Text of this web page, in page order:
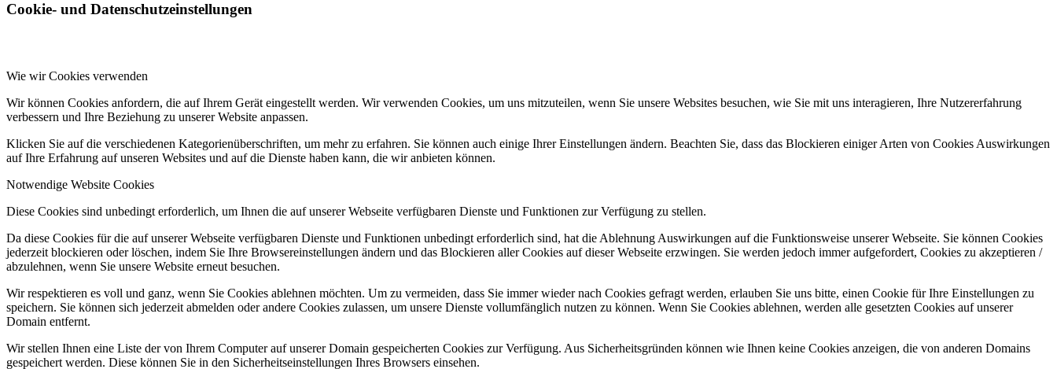
Cookie- und Datenschutzeinstellungen
Wie wir Cookies verwenden
Wir können Cookies anfordern, die auf Ihrem Gerät eingestellt werden. Wir verwenden Cookies, um uns mitzuteilen, wenn Sie unsere Websites besuchen, wie Sie mit uns interagieren, Ihre Nutzererfahrung
verbessern und Ihre Beziehung zu unserer Website anpassen.
Klicken Sie auf die verschiedenen Kategorienüberschriften, um mehr zu erfahren. Sie können auch einige Ihrer Einstellungen ändern. Beachten Sie, dass das Blockieren einiger Arten von Cookies Auswirkungen
auf Ihre Erfahrung auf unseren Websites und auf die Dienste haben kann, die wir anbieten können.
Notwendige Website Cookies
Diese Cookies sind unbedingt erforderlich, um Ihnen die auf unserer Webseite verfügbaren Dienste und Funktionen zur Verfügung zu stellen.
Da diese Cookies für die auf unserer Webseite verfügbaren Dienste und Funktionen unbedingt erforderlich sind, hat die Ablehnung Auswirkungen auf die Funktionsweise unserer Webseite. Sie können Cookies
jederzeit blockieren oder löschen, indem Sie Ihre Browsereinstellungen ändern und das Blockieren aller Cookies auf dieser Webseite erzwingen. Sie werden jedoch immer aufgefordert, Cookies zu akzeptieren /
abzulehnen, wenn Sie unsere Website erneut besuchen.
Wir respektieren es voll und ganz, wenn Sie Cookies ablehnen möchten. Um zu vermeiden, dass Sie immer wieder nach Cookies gefragt werden, erlauben Sie uns bitte, einen Cookie für Ihre Einstellungen zu
speichern. Sie können sich jederzeit abmelden oder andere Cookies zulassen, um unsere Dienste vollumfänglich nutzen zu können. Wenn Sie Cookies ablehnen, werden alle gesetzten Cookies auf unserer
Domain entfernt.
Wir stellen Ihnen eine Liste der von Ihrem Computer auf unserer Domain gespeicherten Cookies zur Verfügung. Aus Sicherheitsgründen können wie Ihnen keine Cookies anzeigen, die von anderen Domains
gespeichert werden. Diese können Sie in den Sicherheitseinstellungen Ihres Browsers einsehen.